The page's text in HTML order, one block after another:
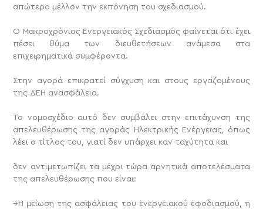
απώτερο μέλλον την εκπόνηση του σχεδιασμού.
Ο Μακροχρόνιος Ενεργειακός Σχεδιασμός φαίνεται ότι έχει
πέσει θύμα των διευθετήσεων ανάμεσα στα
επιχειρηματικά συμφέροντα.
Στην αγορά επικρατεί σύγχυση και στους εργαζομένους
της ΔΕΗ ανασφάλεια.
Το νομοσχέδιο αυτό δεν συμβάλει στην επιτάχυνση της
απελευθέρωσης της αγοράς Ηλεκτρικής Ενέργειας, όπως
λέει ο τίτλος του, γιατί δεν υπάρχει καν ταχύτητα και
δεν αντιμετωπίζει τα μέχρι τώρα αρνητικά αποτελέσματα
της απελευθέρωσης που είναι:
→Η μείωση της ασφάλειας του ενεργειακού εφοδιασμού, η